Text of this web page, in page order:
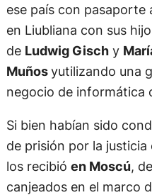
ese país con pasaporte
en Liubliana con sus
de Ludwig Gischy
Muñosyutilizando una
negocio de informática
Si bien habían sido
de prisión por la
los recibió en Moscú,
canjeados en el marco